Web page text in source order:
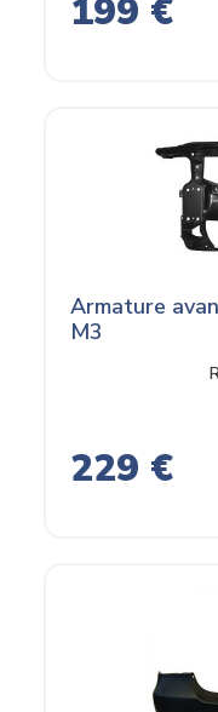
199 €
Armature
M3
229 €